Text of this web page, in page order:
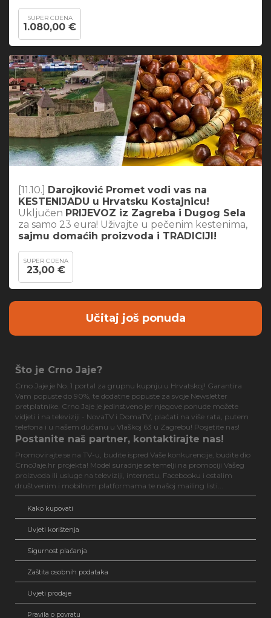
SUPER CIJENA
1.080,00 €
[11.10.]
Darojković Promet vodi vas na
KESTENIJADU u Hrvatsku Kostajnicu!
Uključen PRIJEVOZ iz Zagreba i Dugog Sela
za samo 23 eura! Uživajte u pečenim kestenima,
sajmu domaćih proizvoda i TRADICIJI!
SUPER CIJENA
23,00 €
Učitaj još ponuda
Što je Crno Jaje?
Crno Jaje je No. 1 portal za grupnu kupnju u Hrvatskoj! Garantira
Vam popuste do 90%, te dodatne popuste za svoje Newsletter
pretplatnike. Crno Jaje je jedinstveno jer njegove ponude možete
vidjeti i na televiziji - NovaTV i DomaTV, plaćati na više rata, putem
telefona i u našem dućanu u Vlaškoj 63 u Zagrebu! Posjetite nas!
Postanite naš partner, kontaktirajte nas!
Promovirajte se na TV-u, budite ispred Vaše konkurencije, budite dio
CrnoJaje.hr projekta! Model suradnje se temelji na promociji Vašeg
proizvoda ili usluge na televiziji, internetu, Facebooku i ostalim
društvenim i mobilnim platformama te našoj mailing listi...
Kako kupovati
Uvjeti korištenja
Sigurnost plaćanja
Zaštita osobnih podataka
Uvjeti prodaje
Pravila o povratu